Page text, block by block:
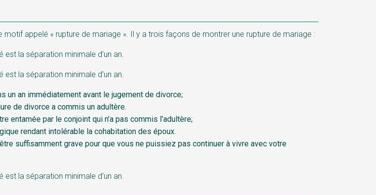
appelé « rupture de mariage ». Il y a trois façons de montrer une rupture de mariage :
la séparation minimale d’un an.
la séparation minimale d’un an.
un an immédiatement avant le jugement de divorce;
de divorce a commis un adultère.
entamée par le conjoint qui n’a pas commis l’adultère;
rendant intolérable la cohabitation des époux.
suffisamment grave pour que vous ne puissiez pas continuer à vivre avec votre
la séparation minimale d’un an.